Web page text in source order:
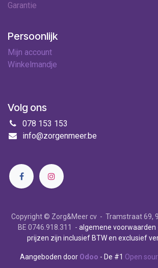
Garantie
Persoonlijk
Mijn account
Winkelmandje
Volg ons
078 153 153
info@zorgenmeer.be
Copyright © Zorg&Meer cv - Tramstraat 69,
BE 0746.918.311 - algemene voorwaarden
prijzen zijn inclusief BTW en exclusief
Aangeboden door Odoo - De #1 Open